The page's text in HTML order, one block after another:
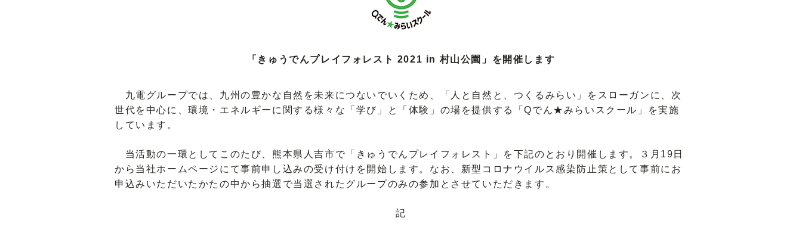
「きゅうでんプレイフォレスト 2021 in 村山公園」を開催します
九電グループでは、九州の豊かな自然を未来につないでいくため、「人と自然と、つくるみらい」をスローガンに、次
世代を中心に、環境・エネルギーに関する様々な「学び」と「体験」の場を提供する「Qでん★みらいスクール」を実施
しています。
当活動の一環としてこのたび、熊本県人吉市で「きゅうでんプレイフォレスト」を下記のとおり開催します。３月19日
から当社ホームページにて事前申し込みの受け付けを開始します。なお、新型コロナウイルス感染防止策として事前にお
申込みいただいたかたの中から抽選で当選されたグループのみの参加とさせていただきます。
記